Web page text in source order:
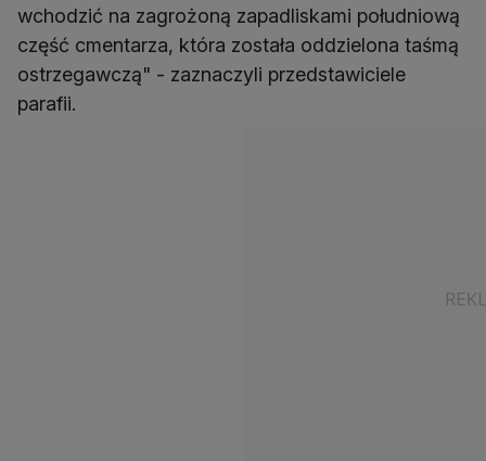
wchodzić na zagrożoną zapadliskami południową
część cmentarza, która została oddzielona taśmą
ostrzegawczą" - zaznaczyli przedstawiciele
parafii.